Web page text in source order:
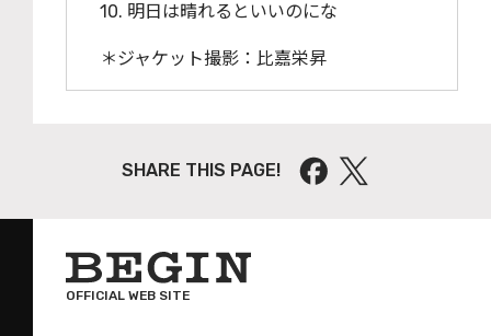
10. 明日は晴れるといいのにな
＊ジャケット撮影：比嘉栄昇
SHARE THIS PAGE!
OFFICIAL WEB SITE